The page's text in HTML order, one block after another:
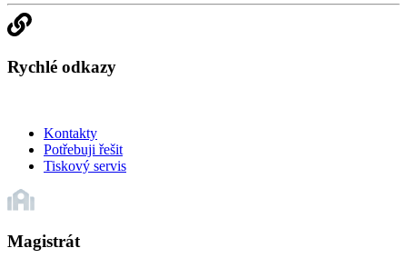
Rychlé odkazy
Kontakty
Potřebuji řešit
Tiskový servis
Magistrát